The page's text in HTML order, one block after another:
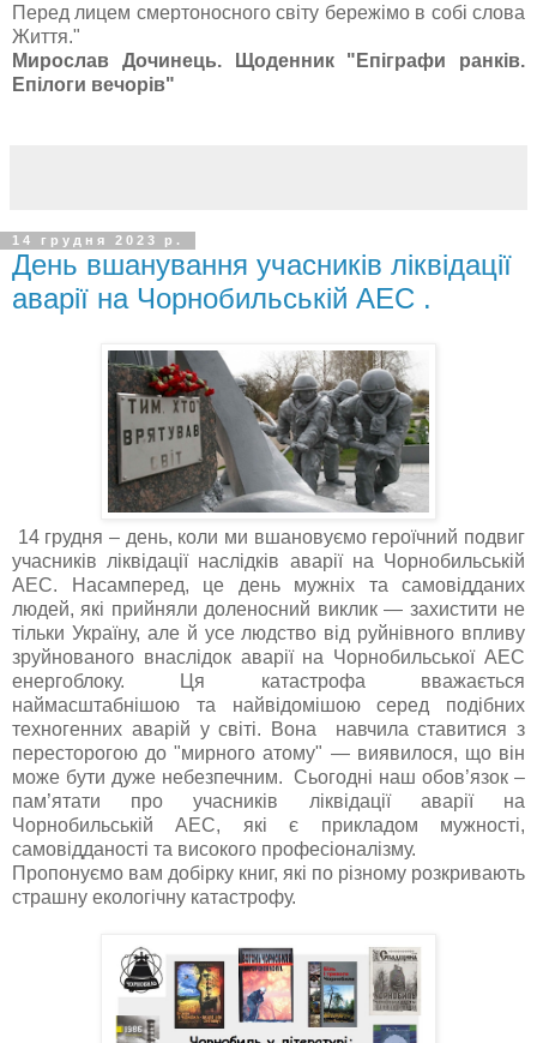
Перед лицем смертоносного світу бережімо в собі слова
Життя."
Мирослав Дочинець.
Щоденник "Епіграфи ранків.
Епілоги вечорів"
14 грудня 2023 р.
День вшанування учасників ліквідації
аварії на Чорнобильській АЕС .
14 грудня – день, коли ми вшановуємо героїчний подвиг
учасників ліквідації наслідків аварії на Чорнобильській
АЕС. Насамперед, це день мужніх та самовідданих
людей, які прийняли доленосний виклик — захистити не
тільки Україну, але й усе людство від руйнівного впливу
зруйнованого внаслідок аварії на Чорнобильської АЕС
енергоблоку. Ця катастрофа вважається
наймасштабнішою та найвідомішою серед подібних
техногенних аварій у світі. Вона навчила ставитися з
пересторогою до "мирного атому" — виявилося, що він
може бути дуже небезпечним. Сьогодні наш обов’язок –
пам’ятати про учасників ліквідації аварії на
Чорнобильській АЕС, які є прикладом мужності,
самовідданості та високого професіоналізму.
Пропонуємо вам добірку книг, які по різному розкривають
страшну екологічну катастрофу.